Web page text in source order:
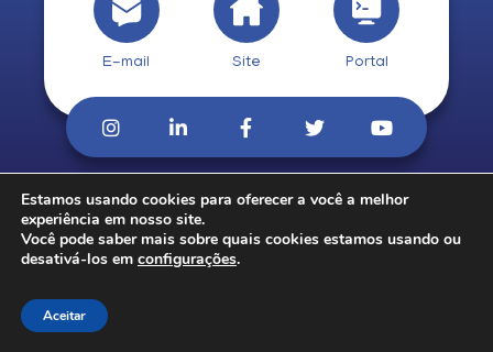
E-mail Site Portal
© 2026. CobCred.
Estamos usando cookies para oferecer a você a melhor
experiência em nosso site.
Você pode saber mais sobre quais cookies estamos usando ou
desativá-los em configurações.
Aceitar